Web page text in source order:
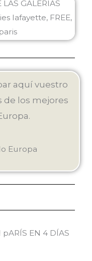
aquí vuestro
de los mejores
Europa
pARÍS EN 4 DÍAS